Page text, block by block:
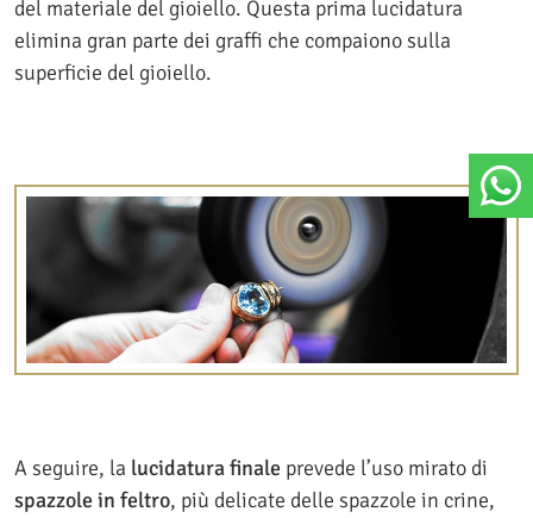
del materiale del gioiello. Questa prima lucidatura
elimina gran parte dei graffi che compaiono sulla
superficie del gioiello.
A seguire, la lucidaturafinale prevede l’uso mirato di
spazzole in feltro, più delicate delle spazzole in crine,